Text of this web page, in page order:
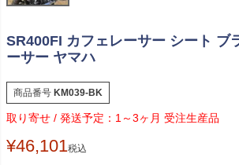
SR400FI カフェレーサー シート ブ
ーサー ヤマハ
商品番号 KM039-BK
1～3ヶ月 受注生産品
¥46,101税込